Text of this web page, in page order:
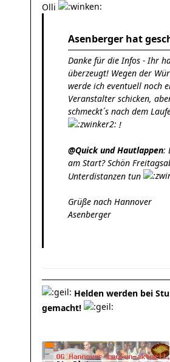
Olli
Asenberger hat
Danke für die Infos - Ihr
überzeugt! Wegen der
werde ich eventuell noch
Veranstalter schicken,
schmeckt´s nach dem
!
@Quick und Hautlappen:
am Start? Schön
Unterdistanzen tun
Grüße nach Hannover
Asenberger
Helden werden bei
gemacht!